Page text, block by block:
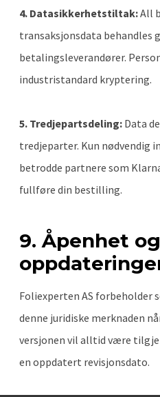
4. Datasikkerhetstiltak:All
transaksjonsdata behandles
betalingsleverandører.
industristandard kryptering.
5. Tredjepartsdeling: Data
tredjeparter. Kun nødvendig
betrodde partnere som
fullføre din bestilling.
9. Åpenhet og
Foliexperten AS forbeholder
denne juridiske merknaden
versjonen vil alltid være
en oppdatert revisjonsdato.